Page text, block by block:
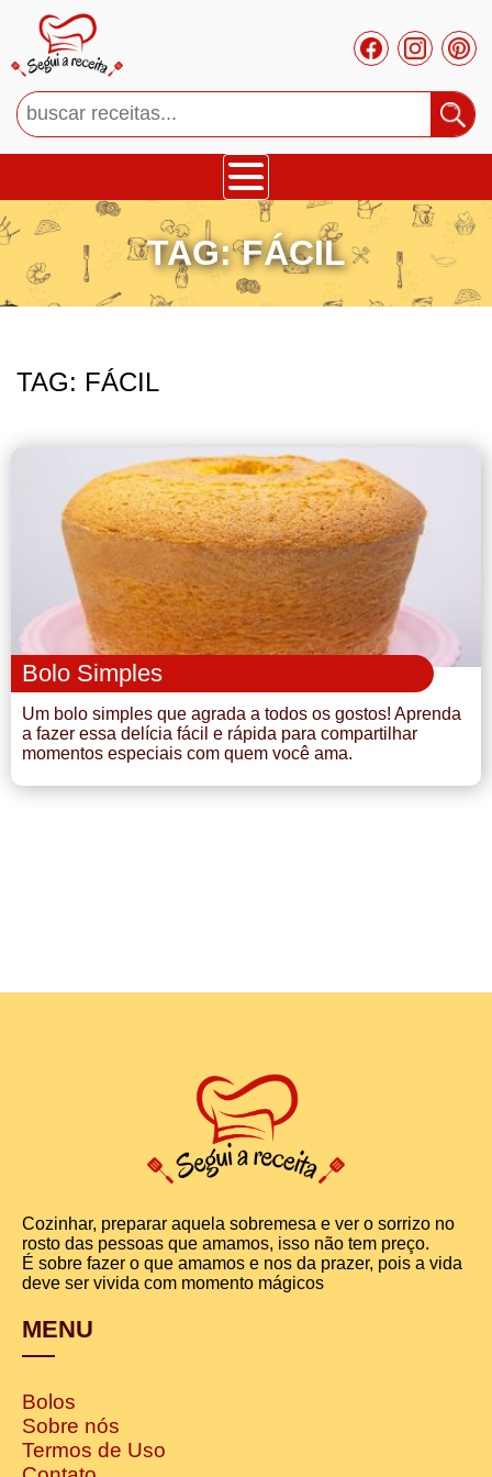
Bolos
Tortas
Doce
Pão
Salada
Almoço
Cocada
TAG:FÁCIL
TAG: FÁCIL
Bolo Simples
Um bolo simples que agrada a todos os gostos! Aprenda
a fazer essa delícia fácil e rápida para compartilhar
momentos especiais com quem você ama.
Cozinhar, preparar aquela sobremesa e ver o sorrizo no
rosto das pessoas que amamos, isso não tem preço.
É sobre fazer o que amamos e nos da prazer, pois a vida
deve ser vivida com momento mágicos
MENU
Bolos
Sobre nós
Termos de Uso